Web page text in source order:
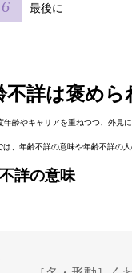
最後に
不詳は褒め
年齢やキャリアを重ねつつ、外見
は、年齢不詳の意味や年齢不詳の
詳の意味